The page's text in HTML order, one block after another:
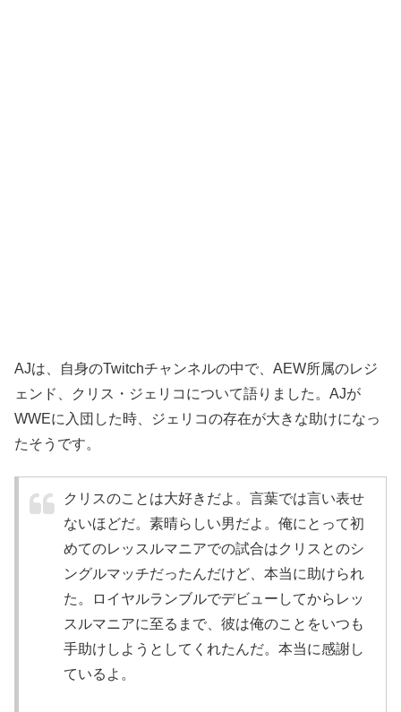
AJは、自身のTwitchチャンネルの中で、AEW所属のレジ
ェンド、クリス・ジェリコについて語りました。AJが
WWEに入団した時、ジェリコの存在が大きな助けになっ
たそうです。
クリスのことは大好きだよ。言葉では言い表せ
ないほどだ。素晴らしい男だよ。俺にとって初
めてのレッスルマニアでの試合はクリスとのシ
ングルマッチだったんだけど、本当に助けられ
た。ロイヤルランブルでデビューしてからレッ
スルマニアに至るまで、彼は俺のことをいつも
手助けしようとしてくれたんだ。本当に感謝し
ているよ。